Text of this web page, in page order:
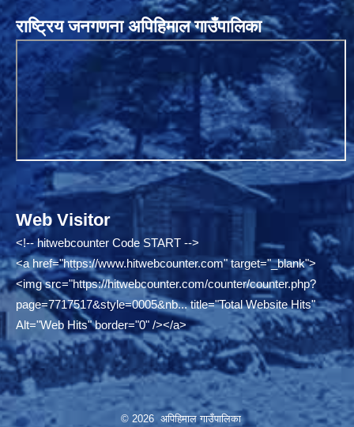
राष्ट्रिय जनगणना अपिहिमाल गाउँपालिका
Web Visitor
<!-- hitwebcounter Code START -->
<a href="https://www.hitwebcounter.com"target="_blank">
<img src="https://hitwebcounter.com/counter/counter.php?
page=7717517&style=0005&nb...title="Total Website Hits"
Alt="Web Hits" border="0" /></a>
© 2026 अपिहिमाल गाउँपालिका